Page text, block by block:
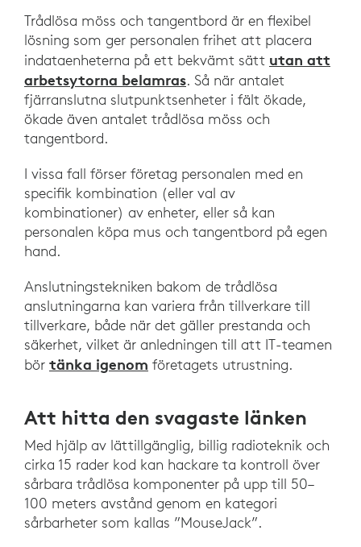
Trådlösa möss och tangentbord är en flexibel
lösning som ger personalen frihet att placera
indataenheterna på ett bekvämt sätt utan att
arbetsytorna belamras. Så när antalet
fjärranslutna slutpunktsenheter i fält ökade,
ökade även antalet trådlösa möss och
tangentbord.
I vissa fall förser företag personalen med en
specifik kombination (eller val av
kombinationer) av enheter, eller så kan
personalen köpa mus och tangentbord på egen
hand.
Anslutningstekniken bakom de trådlösa
anslutningarna kan variera från tillverkare till
tillverkare, både när det gäller prestanda och
säkerhet, vilket är anledningen till att IT-teamen
bör tänka igenom företagets utrustning.
Att hitta den svagaste länken
Med hjälp av lättillgänglig, billig radioteknik och
cirka 15 rader kod kan hackare ta kontroll över
sårbara trådlösa komponenter på upp till 50–
100 meters avstånd genom en kategori
sårbarheter som kallas ”MouseJack”.